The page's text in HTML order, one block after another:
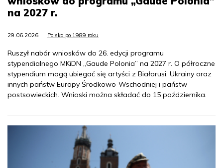
na 2027 r.
29.06.2026 Polska po 1989 roku
Ruszył nabór wniosków do 26. edycji programu
stypendialnego MKiDN „Gaude Polonia” na 2027 r. O półroczne
stypendium mogą ubiegać się artyści z Białorusi, Ukrainy oraz
innych państw Europy Środkowo-Wschodniej i państw
postsowieckich. Wnioski można składać do 15 października.